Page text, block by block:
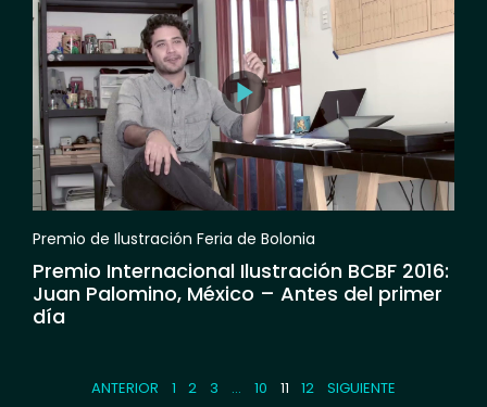
Premio de Ilustración Feria de Bolonia
Premio Internacional Ilustración BCBF 2016:
Juan Palomino, México – Antes del primer
día
ANTERIOR 1 2 3 … 10 11 12 SIGUIENTE